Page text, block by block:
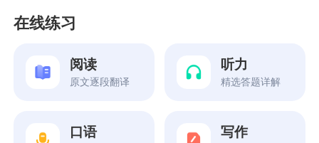
在线练习
阅读
原文逐段翻译
听力
精选答题详解
口语 写作